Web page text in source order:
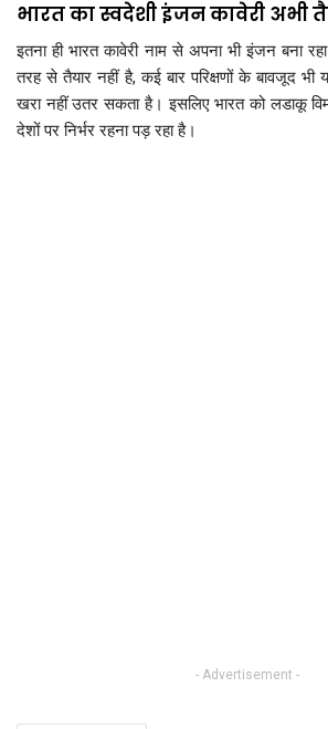
भारत का स्वदेशी इंजन कावेरी अभी
इतना ही भारत कावेरी नाम से अपना भी इंजन बना
तरह से तैयार नहीं है, कई बार परिक्षणों के बावजूद
खरा नहीं उतर सकता है। इसलिए भारत को लडाकू
देशों पर निर्भर रहना पड़ रहा है।
- Advertisement -